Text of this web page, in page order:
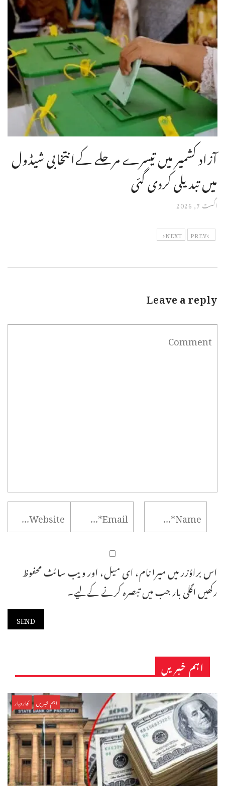
آزاد کشمیر میں تیسرے مرحلے کےانتخابی شیڈول
میں تبدیلی کردی گئی
اگست 7, 2026
PREV
NEXT
Leave a reply
اس براؤزر میں میرا نام، ای میل، اور ویب سائٹ محفوظ
رکھیں اگلی بار جب میں تبصرہ کرنے کےلیے۔
اہم خبریں
اہم خبریں کاروبار